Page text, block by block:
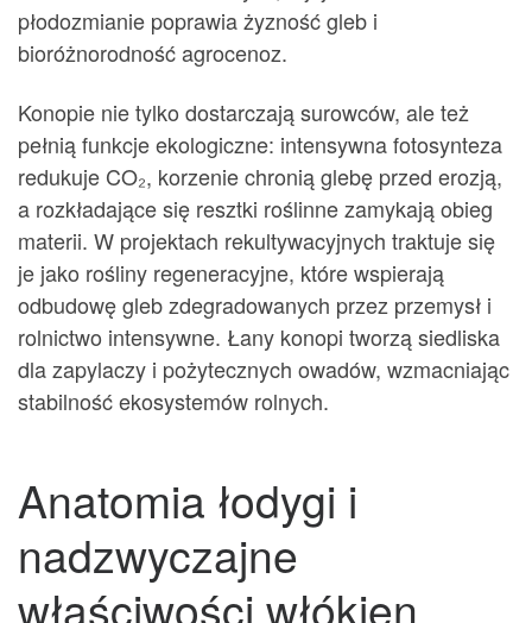
płodozmianie poprawia żyzność gleb i
bioróżnorodność agrocenoz.
Konopie nie tylko dostarczają surowców, ale też
pełnią funkcje ekologiczne: intensywna fotosynteza
redukuje CO₂, korzenie chronią glebę przed erozją,
a rozkładające się resztki roślinne zamykają obieg
materii. W projektach rekultywacyjnych traktuje się
je jako rośliny regeneracyjne, które wspierają
odbudowę gleb zdegradowanych przez przemysł i
rolnictwo intensywne. Łany konopi tworzą siedliska
dla zapylaczy i pożytecznych owadów, wzmacniając
stabilność ekosystemów rolnych.
Anatomia łodygi i
nadzwyczajne
właściwości włókien